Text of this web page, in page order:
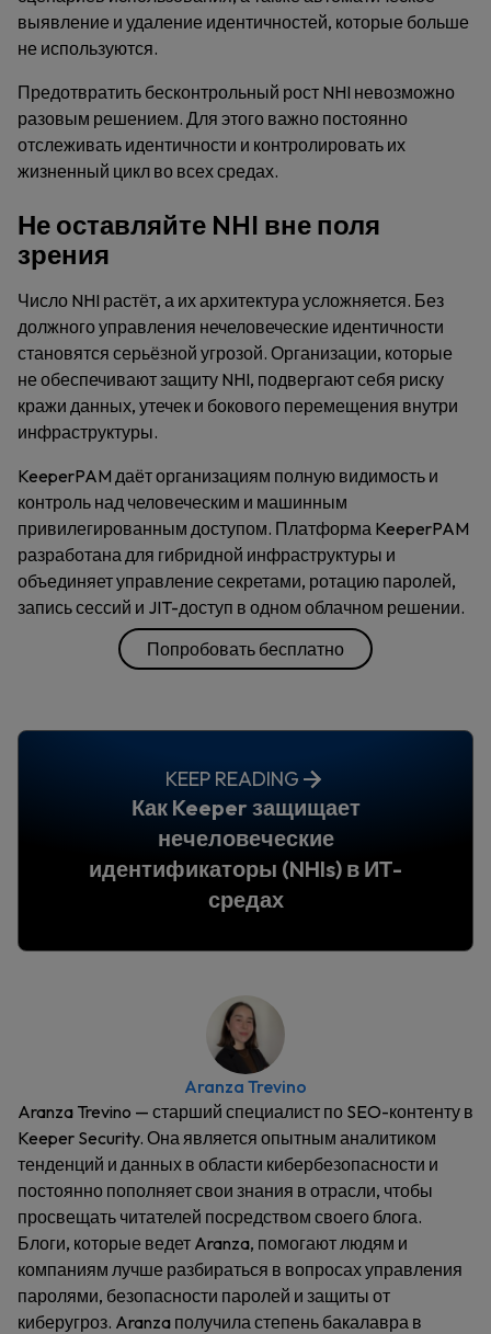
выявление и удаление идентичностей, которые больше
не используются.
Предотвратить бесконтрольный рост NHI невозможно
разовым решением. Для этого важно постоянно
отслеживать идентичности и контролировать их
жизненный цикл во всех средах.
Не оставляйте NHI вне поля
зрения
Число NHI растёт, а их архитектура усложняется. Без
должного управления нечеловеческие идентичности
становятся серьёзной угрозой. Организации, которые
не обеспечивают защиту NHI, подвергают себя риску
кражи данных, утечек и бокового перемещения внутри
инфраструктуры.
KeeperPAM даёт организациям полную видимость и
контроль над человеческим и машинным
привилегированным доступом. Платформа KeeperPAM
разработана для гибридной инфраструктуры и
объединяет управление секретами, ротацию паролей,
запись сессий и JIT-доступ в одном облачном решении.
Попробовать бесплатно
KEEP READING
Как Keeper защищает
нечеловеческие
идентификаторы (NHIs) в ИТ-
средах
Aranza Trevino
Aranza Trevino — старший специалист по SEO-контенту в
Keeper Security. Она является опытным аналитиком
тенденций и данных в области кибербезопасности и
постоянно пополняет свои знания в отрасли, чтобы
просвещать читателей посредством своего блога.
Блоги, которые ведет Aranza, помогают людям и
компаниям лучше разбираться в вопросах управления
паролями, безопасности паролей и защиты от
киберугроз. Aranza получила степень бакалавра в